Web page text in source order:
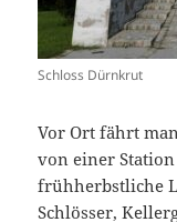
Schloss Dürnkrut
Vor Ort fährt
von einer
frühherbstliche
Schlösser,